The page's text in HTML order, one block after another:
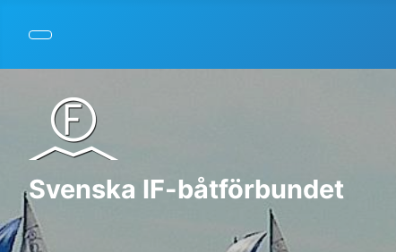
Svenska IF-båtförbundet